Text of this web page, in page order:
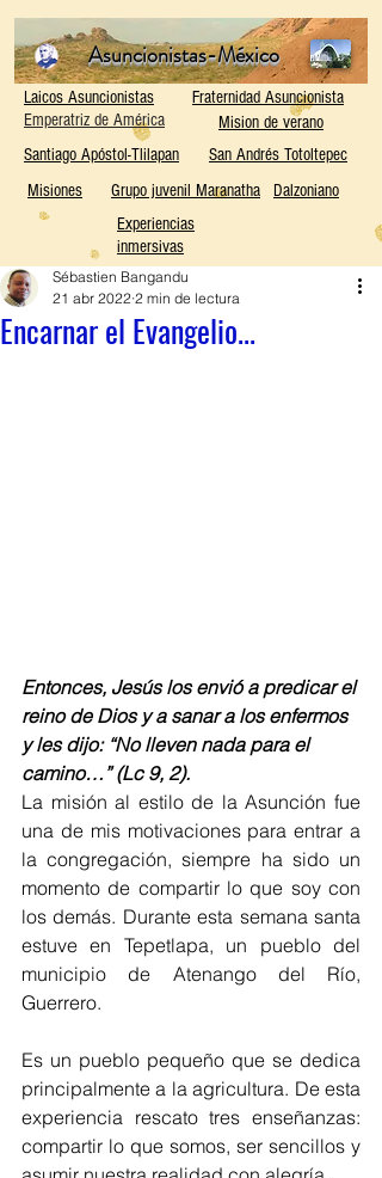
Asuncionistas-México
Laicos Asuncionistas
Fraternidad Asuncionista
Emperatriz de América
Mision de verano
Santiago Apóstol-Tlilapan
San Andrés Totoltepec
Misiones
Grupo juvenil Maranatha
Dalzoniano
Experiencias
inmersivas
Encarnar el Evangelio...
Sébastien Bangandu
21 abr 2022 2 min de lectura
Entonces, Jesús los envió a predicar el
reino de Dios y a sanar a los enfermos
y les dijo: “No lleven nada para el
camino…” (Lc 9, 2).
La misión al estilo de la Asunción fue
una de mis motivaciones para entrar a
la congregación, siempre ha sido un
momento de compartir lo que soy con
los demás. Durante esta semana santa
estuve en Tepetlapa, un pueblo del
municipio de Atenango del Río,
Guerrero.
Es un pueblo pequeño que se dedica
principalmente a la agricultura. De esta
experiencia rescato tres enseñanzas:
compartir lo que somos, ser sencillos y